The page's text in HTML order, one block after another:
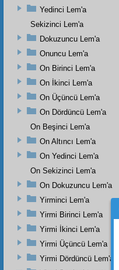
Yedinci Lem'a
Sekizinci Lem'a
Dokuzuncu Lem'a
Onuncu Lem'a
On Birinci Lem'a
On İkinci Lem'a
On Üçüncü Lem'a
On Dördüncü Lem'a
On Beşinci Lem'a
On Altıncı Lem'a
On Yedinci Lem'a
On Sekizinci Lem'a
On Dokuzuncu Lem'a
Yirminci Lem'a
Yirmi Birinci Lem'a
Yirmi İkinci Lem'a
Yirmi Üçüncü Lem'a
Yirmi Dördüncü Lem'a